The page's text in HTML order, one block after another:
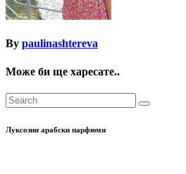
By paulinashtereva
Може би ще харесате..
Луксозни арабски парфюми